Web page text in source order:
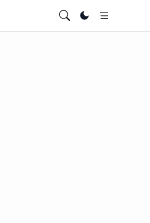
Ubah tema